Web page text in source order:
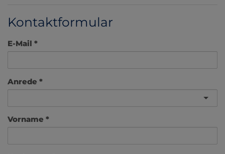
Kontaktformular
E-Mail
Anrede
Vorname